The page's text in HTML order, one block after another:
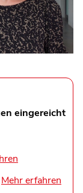
eingereicht
Mehr erfahren